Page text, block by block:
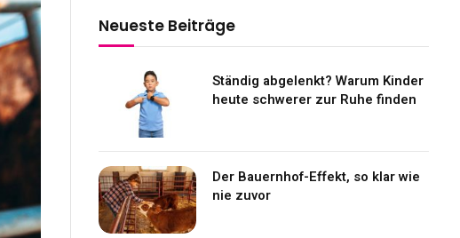
Neueste Beiträge
Ständig abgelenkt? Warum Kinder
heute schwerer zur Ruhe finden
Der Bauernhof-Effekt, so klar wie
nie zuvor